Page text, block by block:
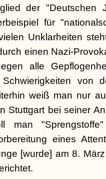
der "Deutschen
für
Unklarheiten
einen Nazi-
alle
von
weiß man nur
Stuttgart bei seiner
man
eines
[wurde] am 8.